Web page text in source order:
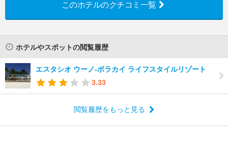
このホテルのクチコミ一覧
ホテルやスポットの閲覧履歴
エスタシオ ウーノ-ボラカイ ライフスタイルリゾート
3.33
閲覧履歴をもっと見る